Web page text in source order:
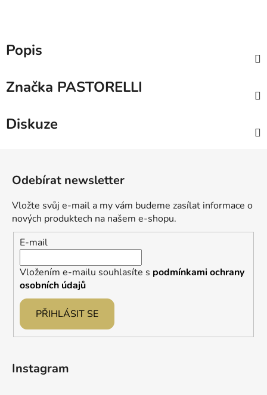
Popis
Značka PASTORELLI
Diskuze
Odebírat newsletter
Vložte svůj e-mail a my vám budeme zasílat informace o
nových produktech na našem e-shopu.
E-mail
Vložením e-mailu souhlasíte s podmínkami ochrany
osobních údajů
PŘIHLÁSIT SE
Instagram